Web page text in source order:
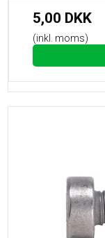
5,00 DKK
(inkl. moms)